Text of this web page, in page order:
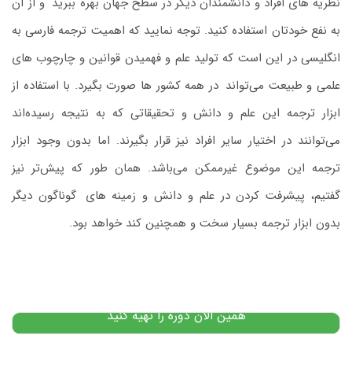
به نفع خودتان استفاده کنید. توجه نمایید که اهمیت ترجمه فارسی به
انگلیسی در این است که تولید علم و فهمیدن قوانین و چارچوب‌ های
علمی و طبیعت می‌تواند در همه کشور ها صورت بگیرد. با استفاده از
ابزار ترجمه این علم و دانش و تحقیقاتی که به نتیجه رسیده‌اند
می‌توانند در اختیار سایر افراد نیز قرار بگیرند. اما بدون وجود ابزار
ترجمه این‌ موضوع غیرممکن می‌باشد. همان‌ طور که پیش‌تر نیز
گفتیم، پیشرفت کردن در علم و دانش و زمینه ‌های گوناگون دیگر
بدون ابزار ترجمه بسیار سخت و همچنین کند خواهد بود.
همین الان دوره را تهیه کنید